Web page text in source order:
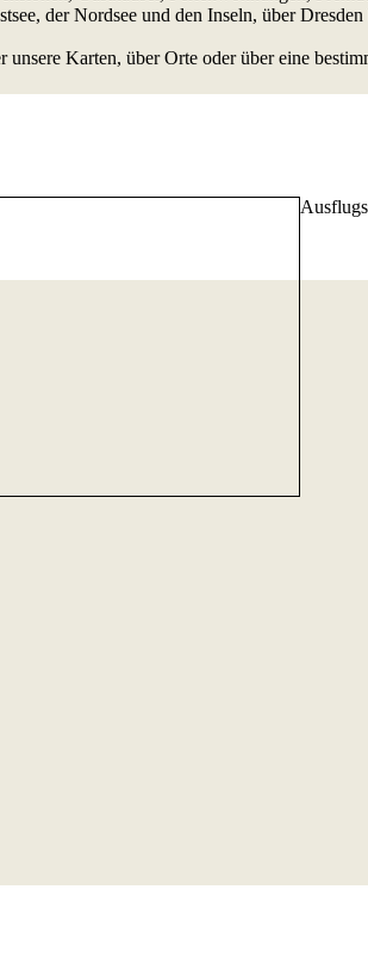
der Nordsee und den Inseln, über
Karten, über Orte oder über eine